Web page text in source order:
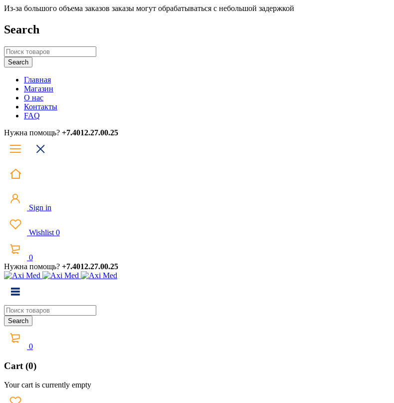
Из-за большого объема заказов заказы могут обрабатываться с небольшой задержкой
Search
Главная
Магазин
О нас
Контакты
FAQ
Нужна помощь? +7.4012.27.00.25
Sign in
Wishlist 0
0
Нужна помощь? +7.4012.27.00.25
0
Cart (0)
Your cart is currently empty